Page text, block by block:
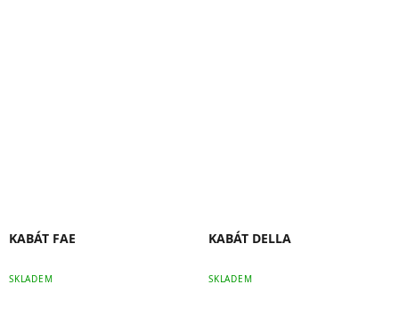
KABÁT FAE
SKLADEM
KABÁT DELLA
SKLADEM